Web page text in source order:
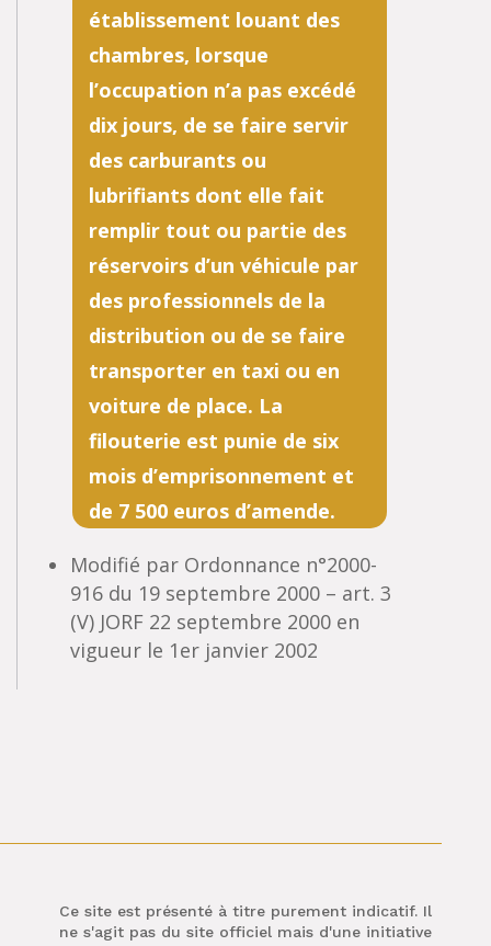
établissement louant des
chambres, lorsque
l’occupation n’a pas excédé
dix jours, de se faire servir
des carburants ou
lubrifiants dont elle fait
remplir tout ou partie des
réservoirs d’un véhicule par
des professionnels de la
distribution ou de se faire
transporter en taxi ou en
voiture de place. La
filouterie est punie de six
mois d’emprisonnement et
de 7 500 euros d’amende.
Modifié par Ordonnance n°2000-
916 du 19 septembre 2000 – art. 3
(V) JORF 22 septembre 2000 en
vigueur le 1er janvier 2002
Ce site est présenté à titre purement indicatif. Il
ne s'agit pas du site officiel mais d'une initiative